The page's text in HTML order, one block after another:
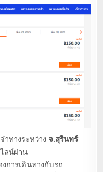
ำทางระหว่าง จ.สุรินทร์
ลน์ผ่าน
การเดินทางกับรถ